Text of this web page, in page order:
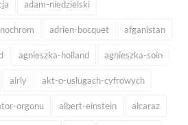
adam-niedzielski
adrien-bocquet afganistan
agnieszka-holland agnieszka-soin
airly akt-o-uslugach-cyfrowych
orgonu albert-einstein alcaraz